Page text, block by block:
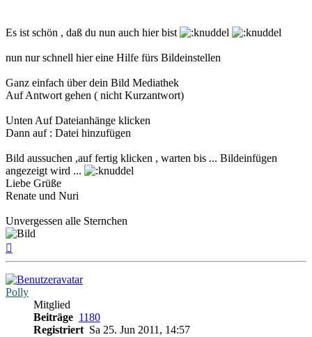
Es ist schön , daß du nun auch hier bist
nun nur schnell hier eine Hilfe fürs Bildeinstellen
Ganz einfach über dein Bild Mediathek
Auf Antwort gehen ( nicht Kurzantwort)
Unten Auf Dateianhänge klicken
Dann auf : Datei hinzufügen
Bild aussuchen ,auf fertig klicken , warten bis ... Bildeinfügen
angezeigt wird ...
Liebe Grüße
Renate und Nuri
Unvergessen alle Sternchen
Polly
Mitglied
Beiträge 1180
Registriert Sa 25. Jun 2011, 14:57